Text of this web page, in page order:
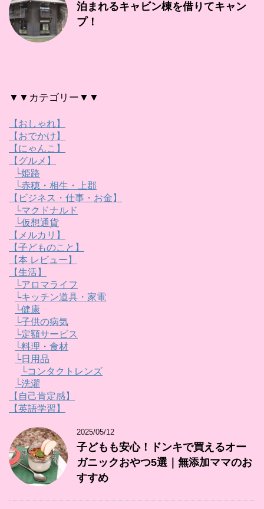
泊まれるキャビン棟を借りてキャン
プ！
▼▼カテゴリー▼▼
【おしゃれ】
【おでかけ】
【にゃんこ】
【グルメ】
└姫路
└赤穂・相生・上郡
【ビジネス・仕事・お金】
└マクドナルド
└仮想通貨
【メルカリ】
【子どものこと】
【本 レビュー】
【生活】
└アロマライフ
└キッチン道具・家電
└健康
└子供の病気
└定額サービス
└料理・食材
└日用品
└コンタクトレンズ
└洗濯
【自己肯定感】
【英語学習】
2025/05/12
子どもも安心！ドンキで買えるオー
ガニックおやつ5選｜無添加ママのお
すすめ